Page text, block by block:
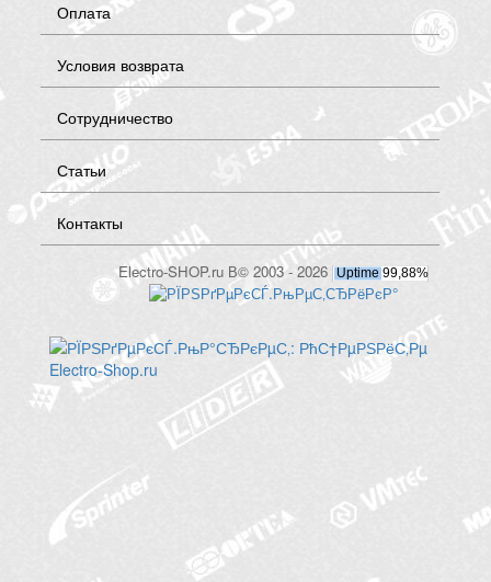
Оплата
Условия возврата
Сотрудничество
Статьи
Контакты
Electro-SHOP.ru В© 2003 - 2026